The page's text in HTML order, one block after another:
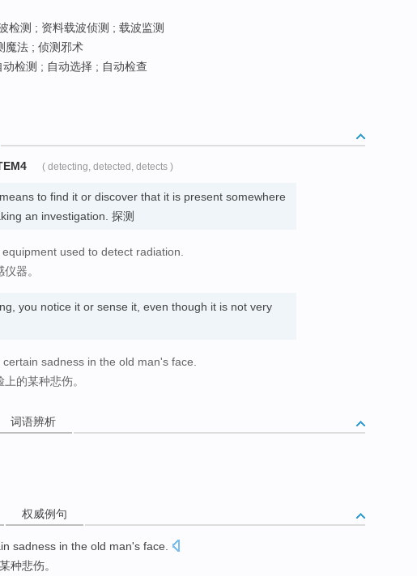
检测 ; 资料载波侦测 ; 载波监测
魔法 ; 侦测邪术
动检测 ; 自动选择 ; 自动检查
( detecting, detected, detects )
to find it or discover that it is present somewhere
an investigation. 探测
used to detect radiation.
器。
you notice it or sense it, even though it is not very
sadness in the old man's face.
的某种悲伤。
词语辨析
权威例句
sadness in the old man's face
某种悲伤。